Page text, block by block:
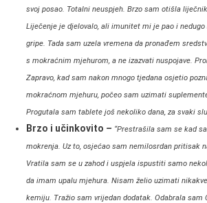
svoj posao. Totalni neuspjeh. Brzo sam otišla
Liječenje je djelovalo, ali imunitet mi je pao i
gripe. Tada sam uzela vremena da pronađem
s mokraćnim mjehurom, a ne izazvati nuspojave.
Zapravo, kad sam nakon mnogo tjedana osjetio
mokraćnom mjehuru, počeo sam uzimati
Progutala sam tablete još nekoliko dana, za svaki
Brzo i učinkovito – “Prestrašila sam se kad
mokrenja. Uz to, osjećao sam nemilosrdan pritisak
Vratila sam se u zahod i uspjela ispustiti samo
da imam upalu mjehura. Nisam želio uzimati
kemiju. Tražio sam vrijedan dodatak. Odabrala